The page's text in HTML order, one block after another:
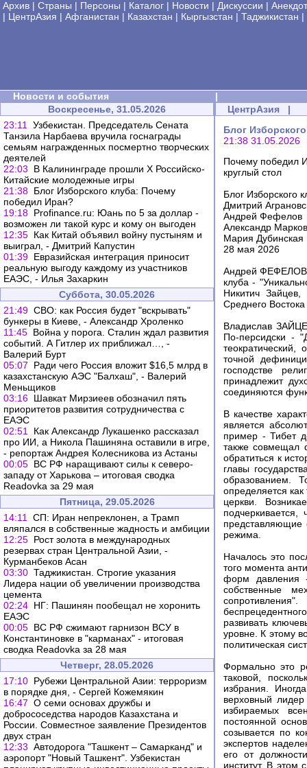
Архив | Страны | Персоны | Каталог | Новости | Дискуссии |
| ЦентрАзия | Афганистан | Казахстан | Кыргызстан | Таджикистан |
Новости и события
|
Воскресенье, 31.05.2026
23:11
Узбекистан. Председатель Сената
Танзила Нарбаева вручила госнаграды
семьям награжденных посмертно творческих
деятелей
22:03
В Калининграде прошли X Российско-
Китайские молодежные игры
21:38 Блог Изборского клуба: Почему
победил Иран?
19:18 Profinance.ru: Юань по 5 за доллар -
возможен ли такой курс и кому он выгоден
12:35 Как Китай объявил войну пустыням и
выиграл, - Дмитрий Капустин
01:39 Евразийская интеграция приносит
реальную выгоду каждому из участников
ЕАЭС, - Илья Захаркин
Суббота, 30.05.2026
21:49 СВО: как Россия будет "вскрывать"
бункеры в Киеве, - Александр Хроленко
11:45 Война у порога. Сталин ждал развития
событий. А Гитлер их приближал…, -
Валерий Бурт
05:07
Ради чего Россия вложит $16,5 млрд в
казахстанскую АЭС "Балхаш", - Валерий
Меньщиков
03:16 Шавкат Мирзиеев обозначил пять
приоритетов развития сотрудничества с
ЕАЭС
02:51
Как Александр Лукашенко рассказал
про ИИ, а Никола Пашиняна оставили в игре,
- репортаж Андрея Колесникова из Астаны
00:05 ВС РФ наращивают силы к северо-
западу от Харькова – итоговая сводка
Readovka за 29 мая
Пятница, 29.05.2026
14:11
СП: Иран непреклонен, а Трамп
вляпался в собственные жадность и амбиции
12:25 Рост золота в международных
резервах стран Центральной Азии, -
Курманбеков Асан
03:30 Таджикистан. Строгие указания
Лидера нации об увеличении производства
цемента
02:24 НГ: Пашинян пообещал не хоронить
ЕАЭС
00:05 ВС РФ сжимают гарнизон ВСУ в
Константиновке в "карманах" - итоговая
сводка Readovka за 28 мая
Четверг, 28.05.2026
17:10 Рубежи Центральной Азии: терроризм
в порядке дня, - Сергей Кожемякин
16:47 О семи основах дружбы и
добрососедства народов Казахстана и
России. Совместное заявление Президентов
двух стран
12:33 Автодорога "Ташкент – Самарканд" и
аэропорт "Новый Ташкент". Узбекистан
ЦентрАзия |
Блог
21:38 31.05.2026
Почему победил
круглый стол
Блог Изборского
Дмитрий
Андрей Фефелов
Александр Марков
Мария Дубинская
28 мая 2026
Андрей ФЕФЕЛОВ,
клуба -
Никитич
Среднего
Владислав
По-персидски -
точной
господстве
принадлежит
соединяются
В качестве
является
пример - Тибет
также совмещал
обратиться к
главы
образованием.
определяется
церкви.
представляющие
режима.
Началось это
того момента
форм давления
собственные
развивать
уровне. К этому
политическая
Формально это
таковой,
избрания.
верховный
избираемых
постоянной
созывается по
экспертов
его от
институт. В этом